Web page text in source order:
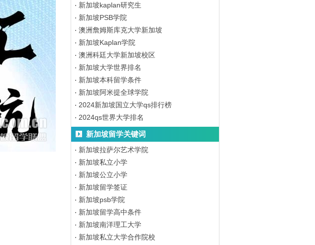
新加坡kaplan研究生
新加坡PSB学院
澳洲詹姆斯库克大学新加坡
新加坡Kaplan学院
澳洲科廷大学新加坡校区
新加坡大学世界排名
新加坡本科留学条件
新加坡阿米提全球学院
2024新加坡国立大学qs排行榜
2024qs世界大学排名
新加坡留学关键词
新加坡拉萨尔艺术学院
新加坡私立小学
新加坡公立小学
新加坡留学签证
新加坡psb学院
新加坡留学高中条件
新加坡南洋理工大学
新加坡私立大学合作院校